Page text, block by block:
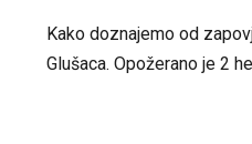
Kako doznajemo od
Glušaca. Opožerano je 2